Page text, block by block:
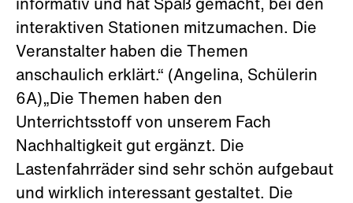
informativ und hat Spaß gemacht, bei den
interaktiven Stationen mitzumachen. Die
Veranstalter haben die Themen
anschaulich erklärt.“ (Angelina, Schülerin
6A)„Die Themen haben den
Unterrichtsstoff von unserem Fach
Nachhaltigkeit gut ergänzt. Die
Lastenfahrräder sind sehr schön aufgebaut
und wirklich interessant gestaltet. Die